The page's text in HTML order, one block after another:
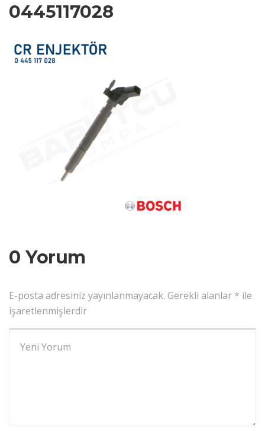
0445117028
0 Yorum
E-posta adresiniz yayınlanmayacak. Gerekli alanlar * ile
işaretlenmişlerdir